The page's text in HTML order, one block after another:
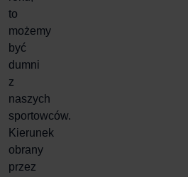
to
możemy
być
dumni
z
naszych
sportowców.
Kierunek
obrany
przez